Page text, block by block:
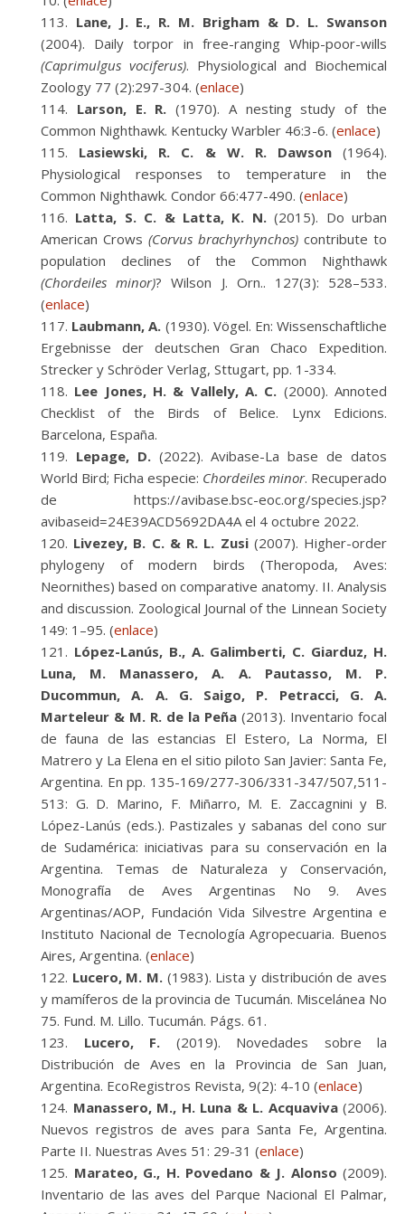
Lane, J. E., R. M. Brigham & D. L. Swanson
(2004). Daily torpor in free-ranging Whip-poor-wills
(Caprimulgus vociferus). Physiological and Biochemical
Zoology 77 (2):297-304. (enlace)
Larson, E. R. (1970). A nesting study of the
Common Nighthawk. Kentucky Warbler 46:3-6. (enlace)
Lasiewski, R. C. & W. R. Dawson(1964).
Physiological responses to temperature in the
Common Nighthawk. Condor 66:477-490. (enlace)
Latta, S. C. & Latta, K. N.(2015). Do urban
American Crows (Corvus brachyrhynchos) contribute to
population declines of the Common Nighthawk
(Chordeiles minor)? Wilson J. Orn.. 127(3): 528–533.
(enlace)
Laubmann, A. (1930). Vögel. En: Wissenschaftliche
Ergebnisse der deutschen Gran Chaco Expedition.
Strecker y Schröder Verlag, Sttugart, pp. 1-334.
Lee Jones, H. & Vallely, A. C. (2000). Annoted
Checklist of the Birds of Belice. Lynx Edicions.
Barcelona, España.
Lepage, D.(2022). Avibase-La base de datos
World Bird; Ficha especie: Chordeiles minor. Recuperado
de https://avibase.bsc-eoc.org/species.jsp?
avibaseid=24E39ACD5692DA4A el 4 octubre 2022.
Livezey, B. C. & R. L. Zusi(2007). Higher-order
phylogeny of modern birds (Theropoda, Aves:
Neornithes) based on comparative anatomy. II. Analysis
and discussion. Zoological Journal of the Linnean Society
149: 1–95. (enlace)
López-Lanús, B., A. Galimberti, C. Giarduz, H.
Luna, M. Manassero, A. A. Pautasso, M. P.
Ducommun, A. A. G. Saigo, P. Petracci, G. A.
Marteleur & M. R. de la Peña (2013). Inventario focal
de fauna de las estancias El Estero, La Norma, El
Matrero y La Elena en el sitio piloto San Javier: Santa Fe,
Argentina. En pp. 135-169/277-306/331-347/507,511-
513: G. D. Marino, F. Miñarro, M. E. Zaccagnini y B.
López-Lanús (eds.). Pastizales y sabanas del cono sur
de Sudamérica: iniciativas para su conservación en la
Argentina. Temas de Naturaleza y Conservación,
Monografía de Aves Argentinas No 9. Aves
Argentinas/AOP, Fundación Vida Silvestre Argentina e
Instituto Nacional de Tecnología Agropecuaria. Buenos
Aires, Argentina. (enlace)
Lucero, M. M. (1983). Lista y distribución de aves
y mamíferos de la provincia de Tucumán. Miscelánea No
75. Fund. M. Lillo. Tucumán. Págs. 61.
Lucero, F. (2019). Novedades sobre la
Distribución de Aves en la Provincia de San Juan,
Argentina. EcoRegistros Revista, 9(2): 4-10 (enlace)
Manassero, M., H. Luna & L. Acquaviva(2006).
Nuevos registros de aves para Santa Fe, Argentina.
Parte II. Nuestras Aves 51: 29-31 (enlace)
Marateo, G., H. Povedano & J. Alonso (2009).
Inventario de las aves del Parque Nacional El Palmar,